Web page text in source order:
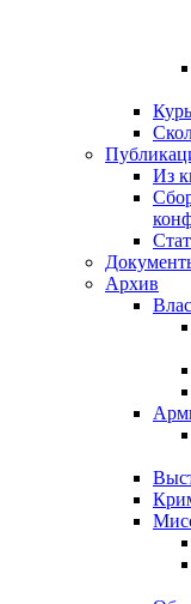
Из
Архив